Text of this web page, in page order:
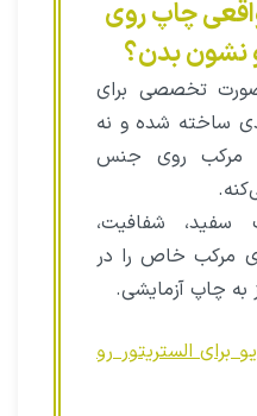
چاپ روی
بدن؟
تخصصی برای
ساخته شده و نه
مرکب روی جنس
سفید، شفافیت،
مرکب خاص را در
به چاپ آزمایشی.
برای الستریتور رو